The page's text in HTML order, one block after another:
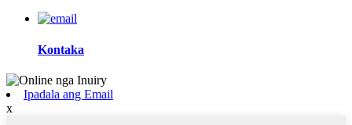
Kontaka
Ipadala ang Email
x